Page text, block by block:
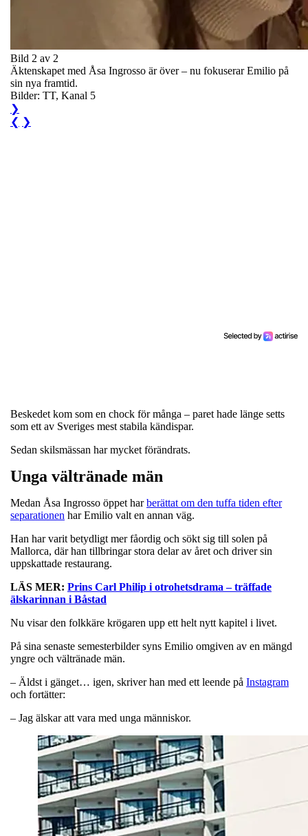
Bild 2 av 2
Äktenskapet med Åsa Ingrosso är över – nu fokuserar Emilio på
sin nya framtid.
Bilder: TT, Kanal 5
❯
❮ ❯
Beskedet kom som en chock för många – paret hade länge setts
som ett av Sveriges mest stabila kändispar.
Sedan skilsmässan har mycket förändrats.
Unga vältränade män
Medan Åsa Ingrosso öppet harberättat om den tuffa tiden efter
separationen har Emilio valt en annan väg.
Han har varit betydligt mer fåordig och sökt sig till solen på
Mallorca, där han tillbringar stora delar av året och driver sin
uppskattade restaurang.
LÄS MER: Prins Carl Philip i otrohetsdrama – träffade
älskarinnan i Båstad
Nu visar den folkkäre krögaren upp ett helt nytt kapitel i livet.
På sina senaste semesterbilder syns Emilio omgiven av en mängd
yngre och vältränade män.
– Äldst i gänget… igen, skriver han med ett leende på Instagram
och fortätter:
– Jag älskar att vara med unga människor.